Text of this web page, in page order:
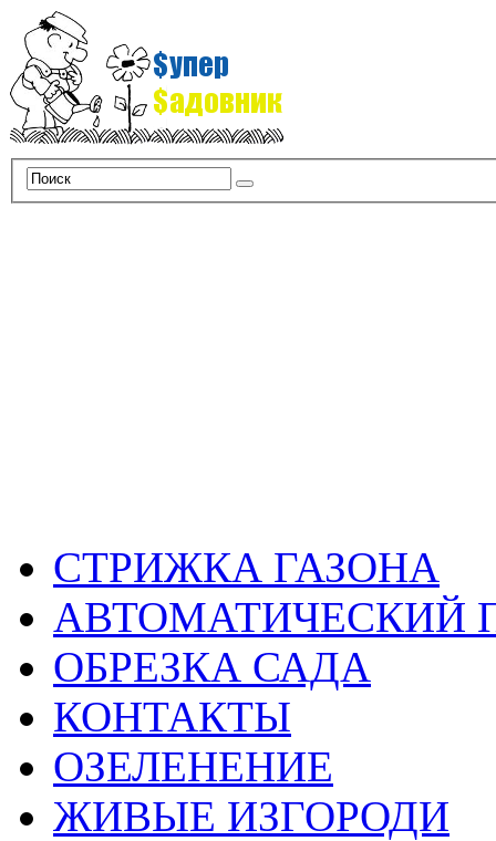
СТРИЖКА ГАЗОНА
АВТОМАТИЧЕСКИЙ
ОБРЕЗКА САДА
КОНТАКТЫ
ОЗЕЛЕНЕНИЕ
ЖИВЫЕ ИЗГОРОДИ